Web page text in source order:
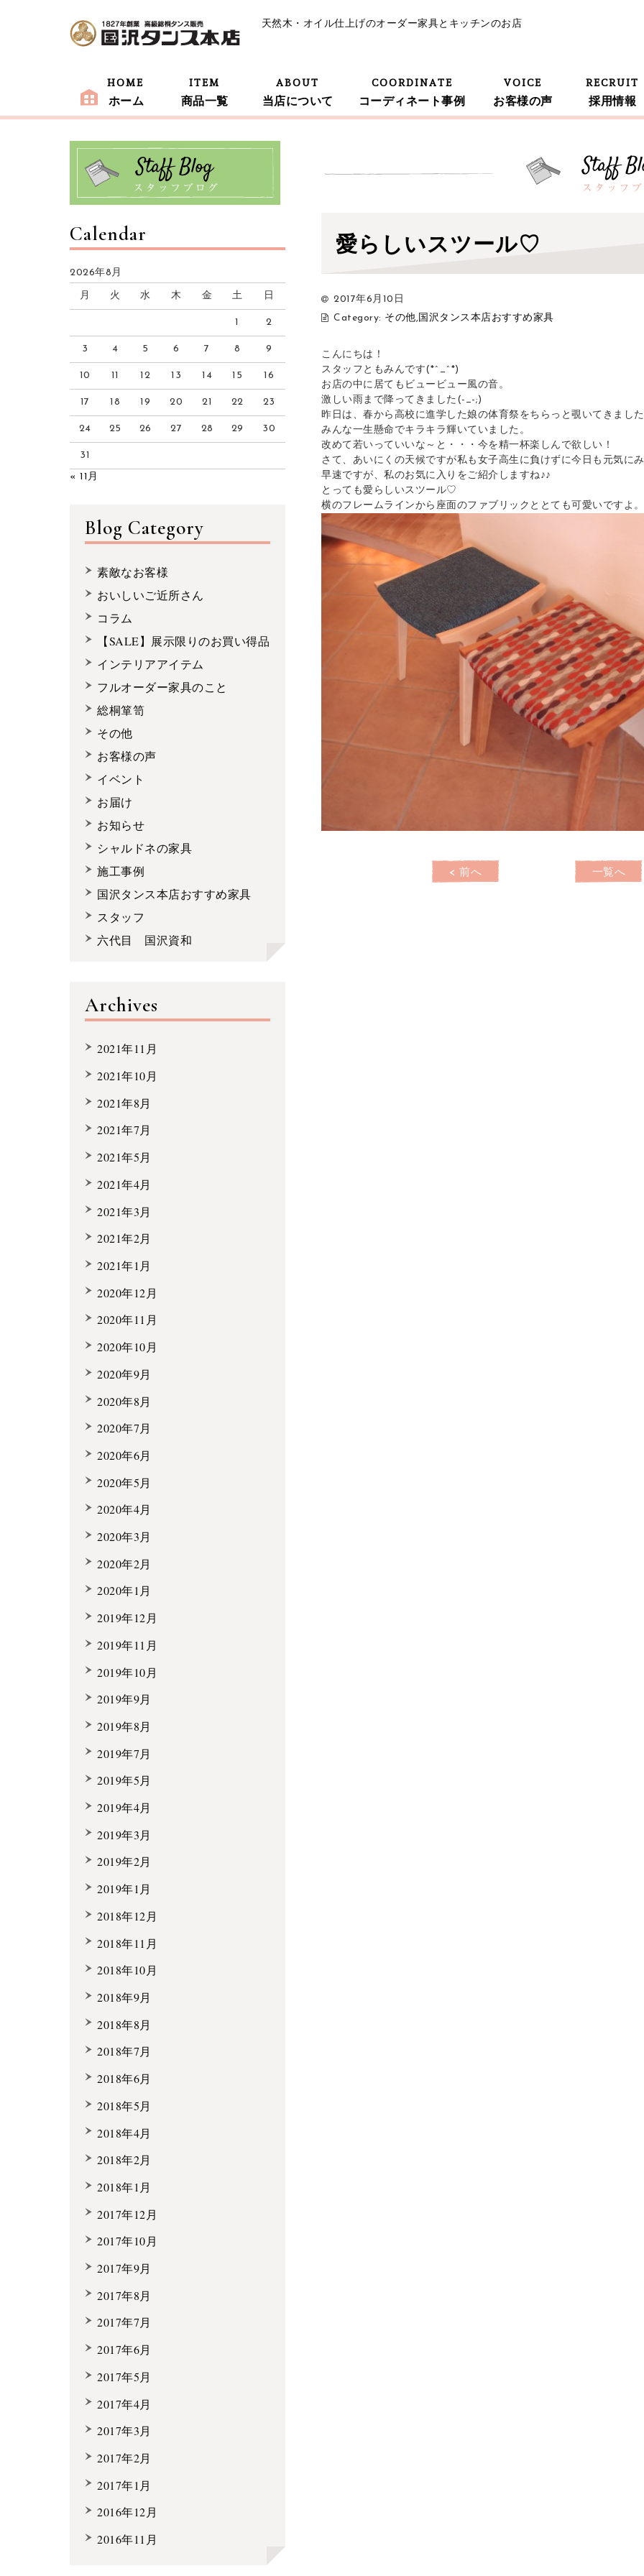
天然木・オイル仕上げのオーダー家具とキッチンのお店
ホーム
HOME
商品一覧
ITEM
当店について
ABOUT
コーディネート事例
COORDINATE
お客様の声
VOICE
採用情報
RECRUIT
愛らしいスツール♡
2017年6月10日
Category: その他,国沢タンス本店おすすめ家具
こんにちは！
スタッフともみんです(*^_^*)
お店の中に居てもビュービュー風の音。
激しい雨まで降ってきました(-_-;)
昨日は、春から高校に進学した娘の体育祭をちらっと覗いてきまし
みんな一生懸命でキラキラ輝いていました。
改めて若いっていいな～と・・・今を精一杯楽しんで欲しい！
さて、あいにくの天候ですが私も女子高生に負けずに今日も元気に
早速ですが、私のお気に入りをご紹介しますね♪♪
とっても愛らしいスツール♡
横のフレームラインから座面のファブリックととても可愛いですよ。
< 前へ 一覧へ
Calendar
2026年8月
月 火 水 木 金 土 日
1 2
3 4 5 6 7 8 9
10 11 12 13 14 15 16
17 18 19 20 21 22 23
24 25 26 27 28 29 30
31
« 11月
Blog Category
素敵なお客様
おいしいご近所さん
コラム
【SALE】展示限りのお買い得品
インテリアアイテム
フルオーダー家具のこと
総桐箪笥
その他
お客様の声
イベント
お届け
お知らせ
シャルドネの家具
施工事例
国沢タンス本店おすすめ家具
スタッフ
六代目 国沢資和
Archives
2021年11月
2021年10月
2021年8月
2021年7月
2021年5月
2021年4月
2021年3月
2021年2月
2021年1月
2020年12月
2020年11月
2020年10月
2020年9月
2020年8月
2020年7月
2020年6月
2020年5月
2020年4月
2020年3月
2020年2月
2020年1月
2019年12月
2019年11月
2019年10月
2019年9月
2019年8月
2019年7月
2019年5月
2019年4月
2019年3月
2019年2月
2019年1月
2018年12月
2018年11月
2018年10月
2018年9月
2018年8月
2018年7月
2018年6月
2018年5月
2018年4月
2018年2月
2018年1月
2017年12月
2017年10月
2017年9月
2017年8月
2017年7月
2017年6月
2017年5月
2017年4月
2017年3月
2017年2月
2017年1月
2016年12月
2016年11月